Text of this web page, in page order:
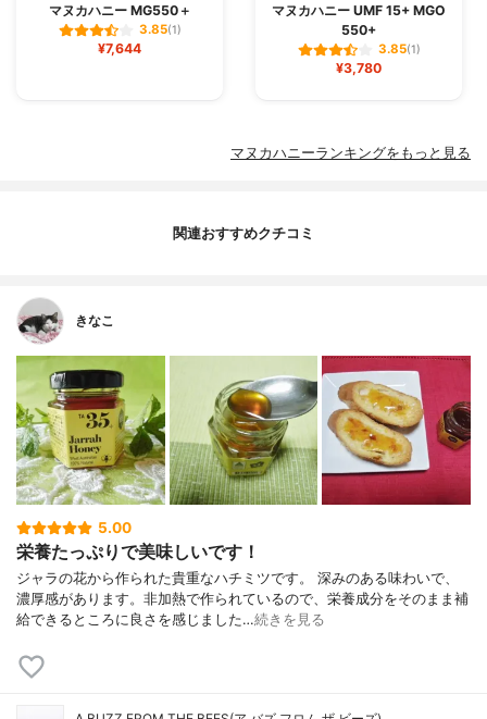
マヌカハニー MG550＋
3.85(1)
¥7,644
マヌカハニー UMF 15+ MGO
550+
3.85(1)
¥3,780
マヌカハニーランキングをもっと見る
関連おすすめクチコミ
きなこ
5.00
栄養たっぷりで美味しいです！
ジャラの花から作られた貴重なハチミツです。 深みのある味わいで、
濃厚感があります。非加熱で作られているので、栄養成分をそのまま補
給できるところに良さを感じました…続きを見る